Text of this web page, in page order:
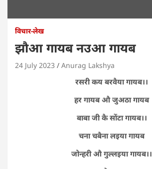
विचार-लेख
झौआ गायब नउआ गायब
24 July 2023 Anurag Lakshya
रसरी कय बरवैया गायब।।
हर गायब औ जुअठा गायब
बाबा जी कै सोंटा गायब।।
चना चबैना लइया गायब
जोन्हरी औ गुल्लइया गायब।।